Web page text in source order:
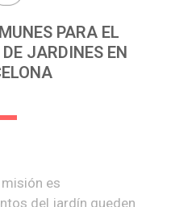
PARA EL
JARDINES EN
es
del jardín queden